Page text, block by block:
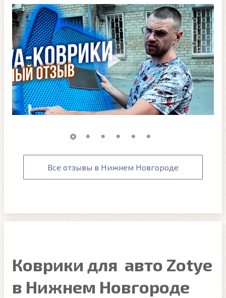
Все отзывы в Нижнем Новгороде
Коврики для авто Zotye
в Нижнем Новгороде